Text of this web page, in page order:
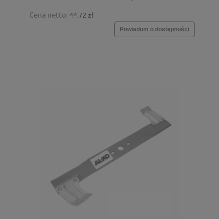
Cena netto: 44,72 zł
Powiadom o dostępności